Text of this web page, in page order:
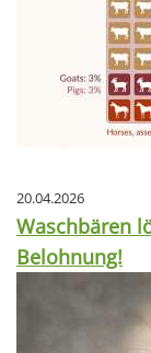
20.04.2026
Waschbären
Belohnung!